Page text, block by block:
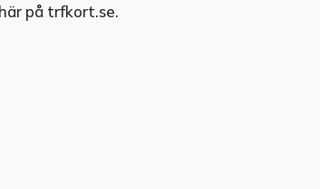
här på trfkort.se.